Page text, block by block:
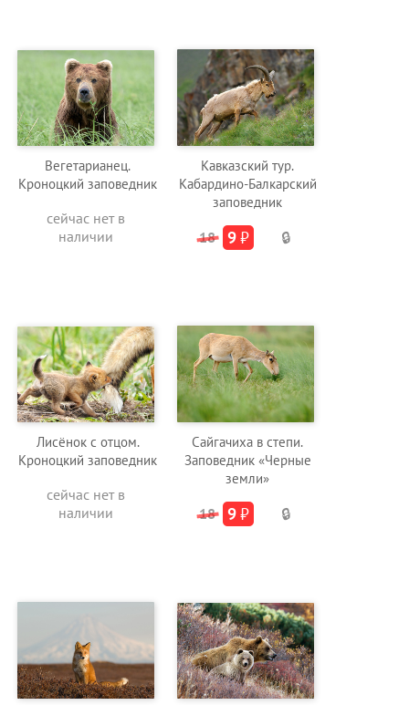
Вегетарианец.
Кроноцкий заповедник
сейчас нет в
наличии
Кавказский тур.
Кабардино-Балкарский
заповедник
18 9₽ 🔒
Лисёнок с отцом.
Кроноцкий заповедник
сейчас нет в
наличии
Сайгачиха в степи.
Заповедник «Черные
земли»
18 9₽ 🔒